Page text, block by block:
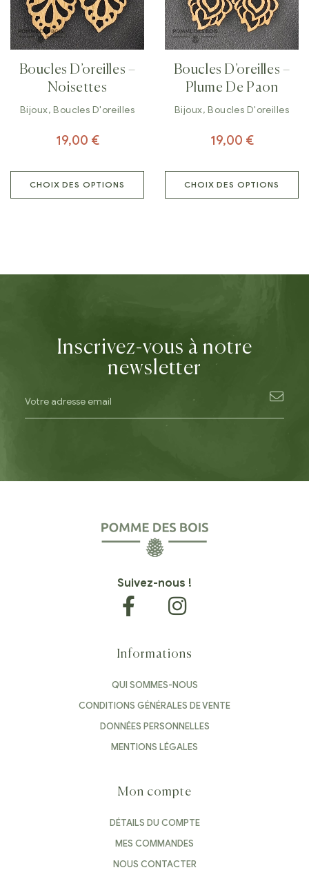
Boucles D’oreilles –
Noisettes
Bijoux,Boucles D'oreilles
19,00 €
CHOIX DES OPTIONS
Boucles D’oreilles –
Plume De Paon
Bijoux,Boucles D'oreilles
19,00 €
CHOIX DES OPTIONS
Inscrivez-vous à notre
newsletter
Suivez-nous !
Informations
QUI SOMMES-NOUS
CONDITIONS GÉNÉRALES DE VENTE
DONNÉES PERSONNELLES
MENTIONS LÉGALES
Mon compte
DÉTAILS DU COMPTE
MES COMMANDES
NOUS CONTACTER